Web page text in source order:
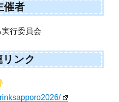
催者
行委員会
リンク